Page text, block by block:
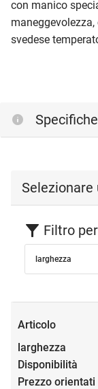
con manico
svedese
Selezionare
Filtro
larghezza